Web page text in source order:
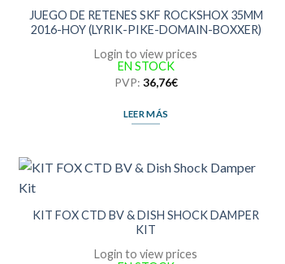
JUEGO DE RETENES SKF ROCKSHOX 35MM
2016-HOY (LYRIK-PIKE-DOMAIN-BOXXER)
Login to view prices
EN STOCK
PVP: 36,76€
LEER MÁS
KIT FOX CTD BV & DISH SHOCK DAMPER
KIT
Login to view prices